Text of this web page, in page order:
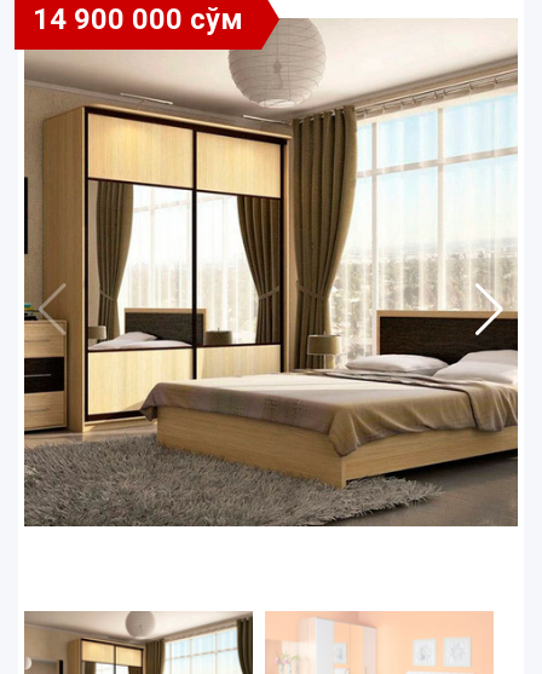
14 900 000 сўм